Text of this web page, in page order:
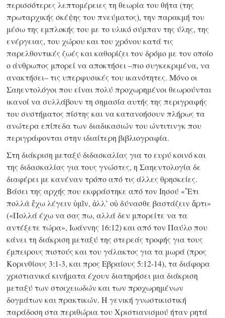
περισσότερες λεπτομέρειες τη θεωρία του θήτα (της
πρωταρχικής σκέψης του πνεύματος), την παρακμή του
μέσω της εμπλοκής του με το υλικό σύμπαν της ύλης, της
ενέργειας, του χώρου και του χρόνου κατά τις
παρελθοντικές ζωές και καθορίζει τον δρόμο με τον οποίο
ο άνθρωπος μπορεί να αποκτήσει –πιο συγκεκριμένα, να
ανακτήσει– τις υπερφυσικές του ικανότητες. Μόνο οι
Σαηεντολόγοι που είναι πολύ προχωρημένοι θεωρούνται
ικανοί να συλλάβουν τη σημασία αυτής της περιγραφής
του συστήματος πίστης και να κατανοήσουν πλήρως τα
ανώτερα επίπεδα των διαδικασιών του ώντιτινγκ που
περιγράφονται στην ιδιαίτερη βιβλιογραφία.
Στη διάκριση μεταξύ διδασκαλίας για το ευρύ κοινό και
της διδασκαλίας για τους γνώστες, η Σαηεντολογία δε
διαφέρει με κανέναν τρόπο από τις άλλες θρησκείες.
Βάσει της αρχής που εκφράστηκε από τον Ιησού «῎Ετι
πολλὰ ἔχω λέγειν ὑμῖν, ἀλλ’ οὐδύνασθε βαστάζειν ἄρτι»
(«Πολλά έχω να σας πω, αλλά δεν μπορείτε να τα
αντέξετε τώρα», Ιωάννης 16:12) και από τον Παύλο που
κάνει τη διάκριση μεταξύ της στερεάς τροφής για τους
έμπειρους πιστούς και του γάλακτος για τα μωρά (προς
Κορινθίους 3:1-3, και προς Εβραίους 5:12-14), τα διάφορα
χριστιανικά κινήματα έχουν διατηρήσει μια διάκριση
μεταξύ των στοιχειωδών και των προχωρημένων
δογμάτων και πρακτικών. Η γενική γνωστικιστική
παράδοση στα περιθώρια του Χριστιανισμού ήταν ρητά